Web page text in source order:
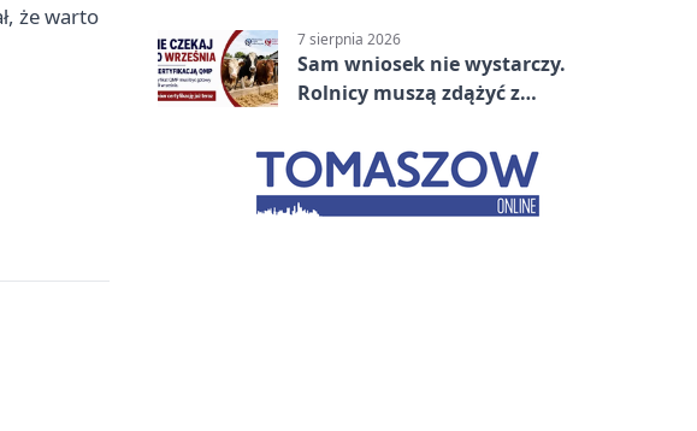
że warto
7 sierpnia 2026
Sam wniosek nie wystarczy.
Rolnicy muszą zdążyć z